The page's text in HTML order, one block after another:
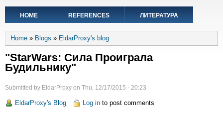
Main
navigation
HOME REFERENCES ЛИТЕРАТУРА
Breadcrumb
Home Blogs EldarProxy's blog
"StarWars: Сила Проиграла
Будильнику"
Submitted by EldarProxy on Thu, 12/17/2015 - 20:23
EldarProxy's Blog Log in to post comments